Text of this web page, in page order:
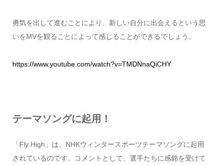
勇気を出して進むことにより、新しい自分に出会えるという思
いをMVを観ることによって感じることができるでしょう。
https://www.youtube.com/watch?v=TMDNnaQiCHY
テーマソングに起用！
「Fly High」は、NHKウィンタースポーツテーマソングに起用
されているのです。コメントとして、選手たちに感銘を受けて